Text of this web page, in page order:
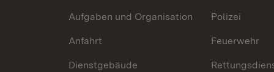
Aufgaben und Organisation
Anfahrt
Dienstgebäude
Polizei
Feuerwehr